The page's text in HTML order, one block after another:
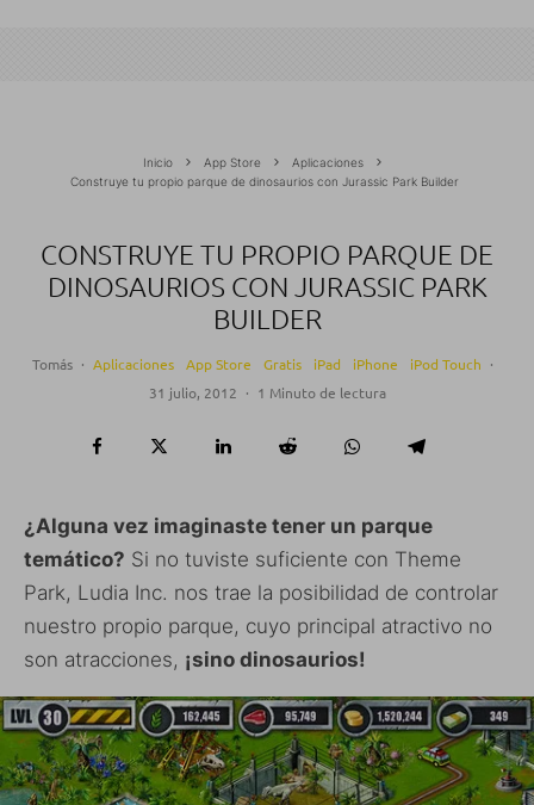
Inicio App Store
Aplicaciones
Construye tu propio parque de dinosaurios con Jurassic Park Builder
CONSTRUYE TU PROPIO PARQUE DE
DINOSAURIOS CON JURASSIC PARK
BUILDER
Tomás · Aplicaciones App Store Gratis iPad iPhone iPod Touch ·
31 julio, 2012 · 1 Minuto de lectura
¿Alguna vez imaginaste tener un parque
temático? Si no tuviste suficiente con Theme
Park, Ludia Inc. nos trae la posibilidad de controlar
nuestro propio parque, cuyo principal atractivo no
son atracciones, ¡sino dinosaurios!